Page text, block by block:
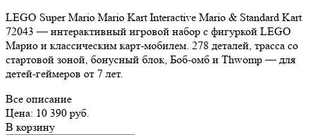
LEGO Super Mario Mario Kart Interactive Mario & Standard Kart
72043 — интерактивный игровой набор с фигуркой LEGO
Марио и классическим карт-мобилем. 278 деталей, трасса со
стартовой зоной, бонусный блок, Боб-омб и Thwomp — для
детей-геймеров от 7 лет.
Все описание
Цена: 10 390 руб.
В корзину